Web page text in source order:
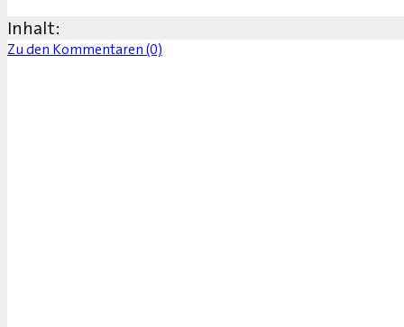
Inhalt:
Zu den Kommentaren (0)